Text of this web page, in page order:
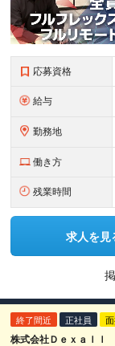
応募資格
給与
勤務地
働き方
残業時間
求人を見
終了間近 正社員
株式会社Ｄｅｘａｌｌ